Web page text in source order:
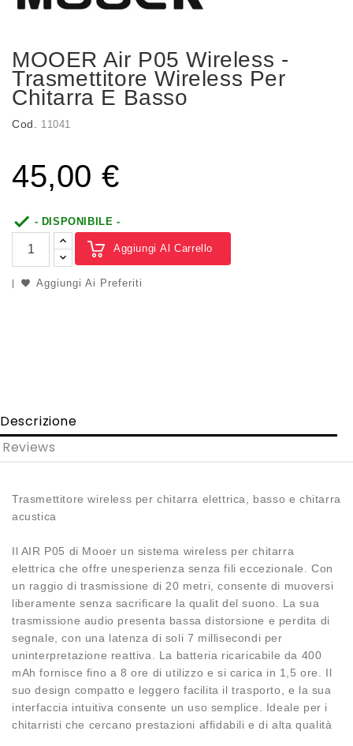
MOOER Air P05 Wireless -
Trasmettitore Wireless Per
Chitarra E Basso
Cod. 11041
45,00 €
 - DISPONIBILE -
Aggiungi Al Carrello
Aggiungi Ai Preferiti
Descrizione
Reviews
Trasmettitore wireless per chitarra elettrica, basso e chitarra
acustica
Il AIR P05 di Mooer un sistema wireless per chitarra
elettrica che offre unesperienza senza fili eccezionale. Con
un raggio di trasmissione di 20 metri, consente di muoversi
liberamente senza sacrificare la qualit del suono. La sua
trasmissione audio presenta bassa distorsione e perdita di
segnale, con una latenza di soli 7 millisecondi per
uninterpretazione reattiva. La batteria ricaricabile da 400
mAh fornisce fino a 8 ore di utilizzo e si carica in 1,5 ore. Il
suo design compatto e leggero facilita il trasporto, e la sua
interfaccia intuitiva consente un uso semplice. Ideale per i
chitarristi che cercano prestazioni affidabili e di alta qualità